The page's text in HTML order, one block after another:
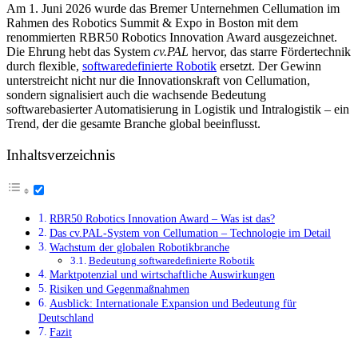
Am 1. Juni 2026 wurde das Bremer Unternehmen Cellumation im
Rahmen des Robotics Summit & Expo in Boston mit dem
renommierten RBR50 Robotics Innovation Award ausgezeichnet.
Die Ehrung hebt das System cv.PAL hervor, das starre Fördertechnik
durch flexible, softwaredefinierte Robotik ersetzt. Der Gewinn
unterstreicht nicht nur die Innovationskraft von Cellumation,
sondern signalisiert auch die wachsende Bedeutung
softwarebasierter Automatisierung in Logistik und Intralogistik – ein
Trend, der die gesamte Branche global beeinflusst.
Inhaltsverzeichnis
RBR50 Robotics Innovation Award – Was ist das?
Das cv.PAL-System von Cellumation – Technologie im Detail
Wachstum der globalen Robotikbranche
Bedeutung softwaredefinierte Robotik
Marktpotenzial und wirtschaftliche Auswirkungen
Risiken und Gegenmaßnahmen
Ausblick: Internationale Expansion und Bedeutung für
Deutschland
Fazit